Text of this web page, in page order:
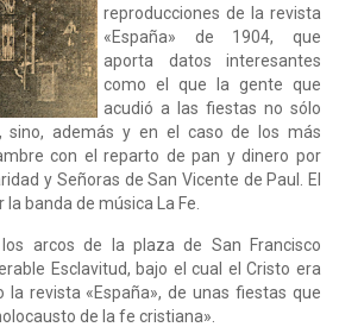
reproducciones de la revista
«España» de 1904, que
aporta datos interesantes
como el que la gente que
acudió a las fiestas no sólo
sino, además y en el caso de los más
con el reparto de pan y dinero por
y Señoras de San Vicente de Paul. El
banda de música La Fe.
arcos de la plaza de San Francisco
Esclavitud, bajo el cual el Cristo era
la revista «España», de unas fiestas que
de la fe cristiana».